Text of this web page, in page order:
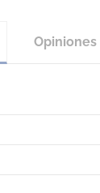
Opiniones